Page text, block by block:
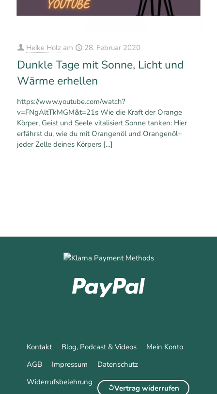
Heike Holz am 28. Februar 2020
Dunkle Tage mit Sonne, Licht und
Wärme erhellen
https://www.youtube.com/watch?
v=FNgAltTkMGM&t=21s Wie die Kraft der Orange
Körper, Geist und Seele vitalisiert Sonne tanken: Hier
erfährst du, wie du mit Orangenöl und Orangenöl+
jeder Zelle deines Körpers […]
Kontakt Blog, Podcast & Videos
Mein Konto
AGB
Impressum
Datenschutz
Widerrufsbelehrung
Vertrag widerrufen